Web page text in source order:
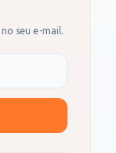
seu e-mail.